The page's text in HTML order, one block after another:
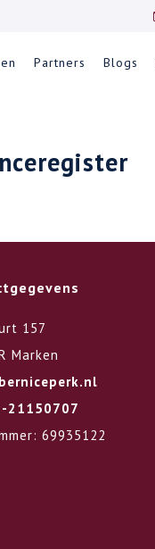
Partners Blogs
157
Marken
21150707
69935122